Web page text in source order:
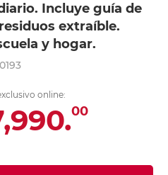
Incluye guía de
extraíble.
y hogar.
online:
00